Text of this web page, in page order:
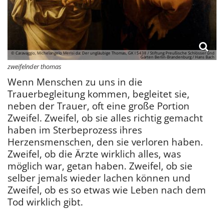
© Caravaggio, Michelangelo Merisi da: Der ungläubige Thomas, GK I 5438 / Stiftung Preußische Schlösser und
Gärten Berlin-Brandenburg / Hans Bach
zweifelnder thomas
Wenn Menschen zu uns in die
Trauerbegleitung kommen, begleitet sie,
neben der Trauer, oft eine große Portion
Zweifel. Zweifel, ob sie alles richtig gemacht
haben im Sterbeprozess ihres
Herzensmenschen, den sie verloren haben.
Zweifel, ob die Ärzte wirklich alles, was
möglich war, getan haben. Zweifel, ob sie
selber jemals wieder lachen können und
Zweifel, ob es so etwas wie Leben nach dem
Tod wirklich gibt.